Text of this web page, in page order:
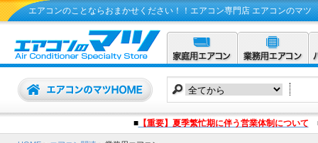
エアコンのことならおまかせください！！エアコン専門店 エアコンのマツ
■【重要】夏季繁忙期に伴う営業体制について